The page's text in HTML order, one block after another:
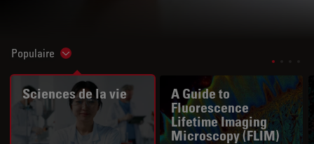
Populaire Show subnavigation
Sciences de la vie
A Guide to
Fluorescence
Lifetime Imaging
Microscopy (FLIM)